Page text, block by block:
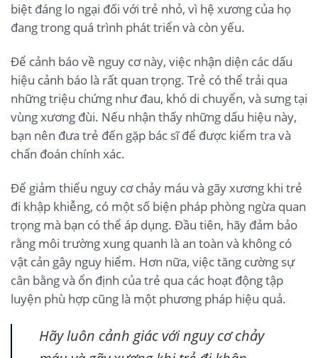
biệt đáng lo ngại đối với trẻ nhỏ, vì hệ xương của họ
đang trong quá trình phát triển và còn yếu.
Để cảnh báo về nguy cơ này, việc nhận diện các dấu
hiệu cảnh báo là rất quan trọng. Trẻ có thể trải qua
những triệu chứng như đau, khó di chuyển, và sưng tại
vùng xương đùi. Nếu nhận thấy những dấu hiệu này,
bạn nên đưa trẻ đến gặp bác sĩ để được kiểm tra và
chẩn đoán chính xác.
Để giảm thiểu nguy cơ chảy máu và gãy xương khi trẻ
đi khập khiễng, có một số biện pháp phòng ngừa quan
trọng mà bạn có thể áp dụng. Đầu tiên, hãy đảm bảo
rằng môi trường xung quanh là an toàn và không có
vật cản gây nguy hiểm. Hơn nữa, việc tăng cường sự
cân bằng và ổn định của trẻ qua các hoạt động tập
luyện phù hợp cũng là một phương pháp hiệu quả.
Hãy luôn cảnh giác với nguy cơ chảy